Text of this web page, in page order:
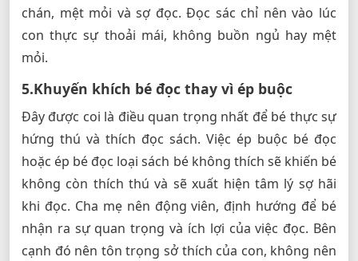
chán, mệt mỏi và sợ đọc. Đọc sác chỉ nên vào lúc
con thực sự thoải mái, không buồn ngủ hay mệt
mỏi.
5.Khuyến khích bé đọc thay vì ép buộc
Đây được coi là điều quan trọng nhất để bé thực sự
hứng thú và thích đọc sách. Việc ép buộc bé đọc
hoặc ép bé đọc loại sách bé không thích sẽ khiến bé
không còn thích thú và sẽ xuất hiện tâm lý sợ hãi
khi đọc. Cha mẹ nên động viên, định hướng để bé
nhận ra sự quan trọng và ích lợi của việc đọc. Bên
cạnh đó nên tôn trọng sở thích của con, không nên